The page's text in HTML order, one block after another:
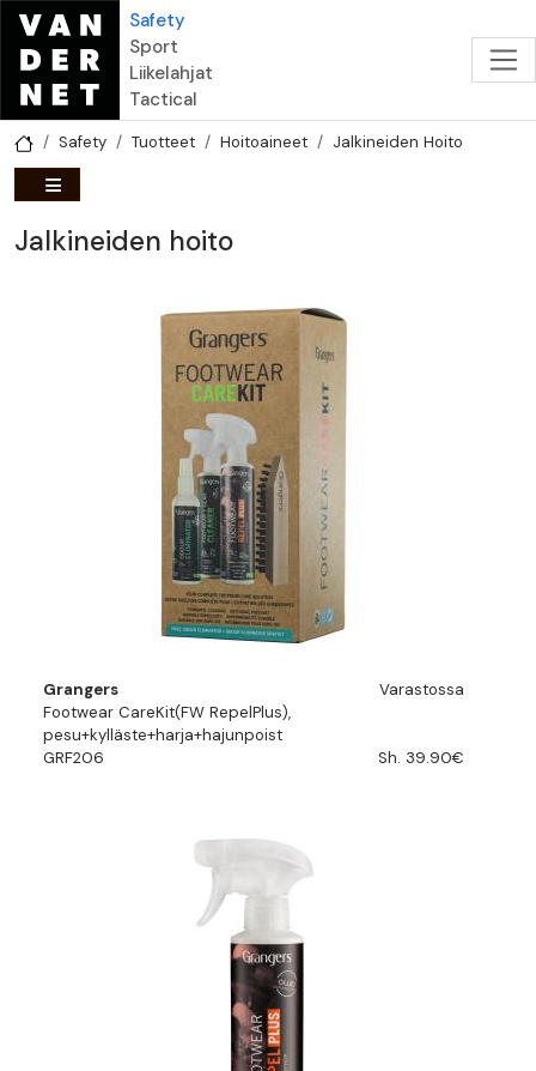
Hyppää pääsisältöön
Safety
Sport
Liikelahjat
Tactical
Safety Tuotteet Hoitoaineet Jalkineiden Hoito
Jalkineiden hoito
Grangers
Varastossa
Footwear CareKit(FW RepelPlus),
pesu+kylläste+harja+hajunpoist
GRF206
Sh. 39.90€